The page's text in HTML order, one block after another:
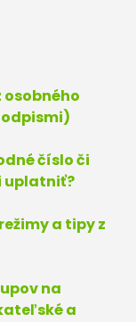
číslo či
uplatniť?
a tipy z
na
a